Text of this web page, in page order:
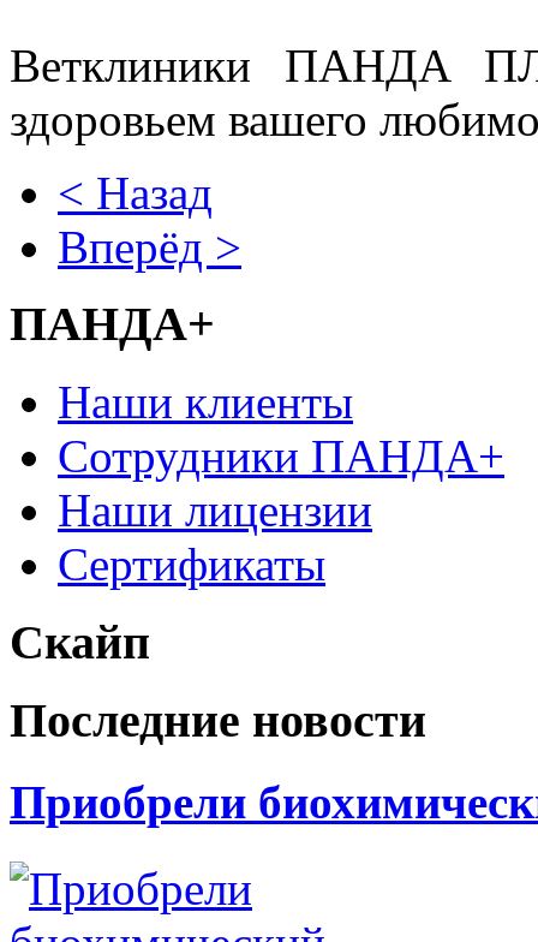
Ветклиники ПАНДА
здоровьем вашего
< Назад
Вперёд >
ПАНДА+
Наши клиенты
Сотрудники ПАНДА+
Наши лицензии
Сертификаты
Скайп
Последние новости
Приобрели